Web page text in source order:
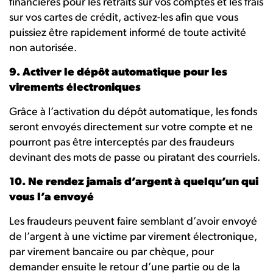
financières pour les retraits sur vos comptes et les frais
sur vos cartes de crédit, activez-les afin que vous
puissiez être rapidement informé de toute activité
non autorisée.
9. Activer le dépôt automatique pour les
virements électroniques
Grâce à l’activation du dépôt automatique, les fonds
seront envoyés directement sur votre compte et ne
pourront pas être interceptés par des fraudeurs
devinant des mots de passe ou piratant des courriels.
10. Ne rendez jamais d’argent à quelqu’un qui
vous l’a envoyé
Les fraudeurs peuvent faire semblant d’avoir envoyé
de l’argent à une victime par virement électronique,
par virement bancaire ou par chèque, pour
demander ensuite le retour d’une partie ou de la